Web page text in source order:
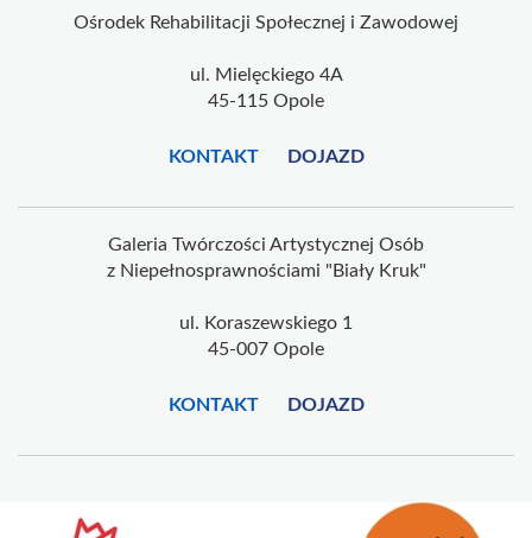
Ośrodek Rehabilitacji Społecznej i Zawodowej
ul. Mielęckiego 4A
45-115 Opole
KONTAKT DOJAZD
Galeria Twórczości Artystycznej Osób
z Niepełnosprawnościami "Biały Kruk"
ul. Koraszewskiego 1
45-007 Opole
KONTAKT DOJAZD